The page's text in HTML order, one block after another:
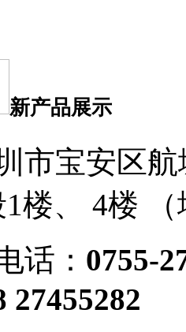
新产品展示
市宝安区
楼、 4楼
话： 0755-
27455282